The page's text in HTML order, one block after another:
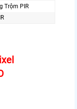
Trộm PIR